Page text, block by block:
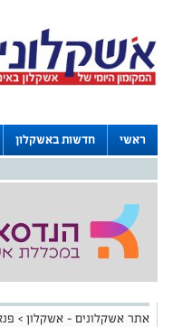
ראשי חדשות באשקלון
אתר אשקלונים - אשקלון >